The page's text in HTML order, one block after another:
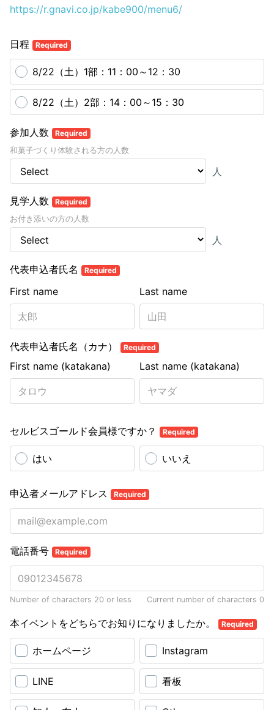
https://r.gnavi.co.jp/kabe900/menu6/
日程 Required
8/22（土）1部：11：00～12：30
8/22（土）2部：14：00～15：30
参加人数 Required
和菓子づくり体験される方の人数
人
見学人数 Required
お付き添いの方の人数
人
代表申込者氏名 Required
Last name
First name
代表申込者氏名（カナ） Required
Last name (katakana)
First name (katakana)
セルビスゴールド会員様ですか？ Required
はい いいえ
申込者メールアドレス Required
電話番号 Required
Number of characters 20 or less Current number of characters 0
本イベントをどちらでお知りになりましたか。 Required
ホームページ Instagram
LINE 看板